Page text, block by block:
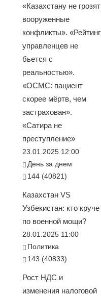
«Казахстану не грозят
вооруженные
конфликты». «Рейтинг
управленцев не
бьется с
реальностью».
«ОСМС: пациент
скорее мёртв, чем
застрахован».
«Сатира не
преступление»
23.01.2025 12:00
День за днем
144 (40821)
Казахстан VS
Узбекистан: кто круче
по военной мощи?
28.01.2025 11:00
Политика
143 (40833)
Рост НДС и
изменения налоговой